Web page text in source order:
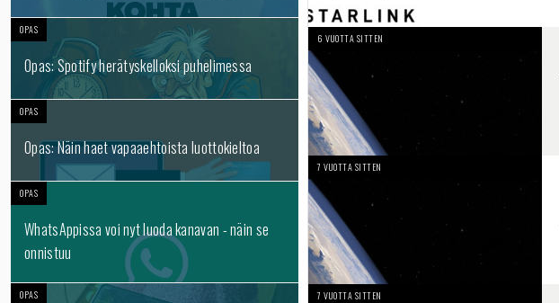
OPAS
Opas: Spotify herätyskelloksi puhelimessa
OPAS
Opas: Näin haet vapaaehtoista luottokieltoa
OPAS
WhatsAppissa voi nyt luoda kanavan - näin se
onnistuu
OPAS
6 VUOTTA SITTEN
7 VUOTTA SITTEN
7 VUOTTA SITTEN